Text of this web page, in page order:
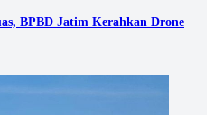
BPBD Jatim Kerahkan Drone